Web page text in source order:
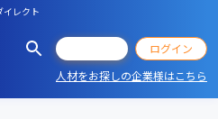
レクト
ログイン
人材をお探しの企業様はこちら